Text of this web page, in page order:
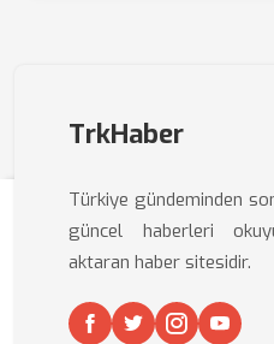
TrkHaber
Türkiye gündeminden
güncel haberleri
aktaran haber sitesidir.